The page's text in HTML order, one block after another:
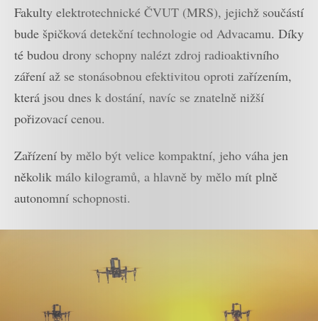
Fakulty elektrotechnické ČVUT (MRS), jejichž součástí
bude špičková detekční technologie od Advacamu. Díky
té budou drony schopny nalézt zdroj radioaktivního
záření až se stonásobnou efektivitou oproti zařízením,
která jsou dnes k dostání, navíc se znatelně nižší
pořizovací cenou.
Zařízení by mělo být velice kompaktní, jeho váha jen
několik málo kilogramů, a hlavně by mělo mít plně
autonomní schopnosti.